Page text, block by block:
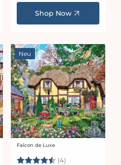
Preis
Shop Now
Neu
Anbieter:
Falcon de Luxe
Bewertung:(4)